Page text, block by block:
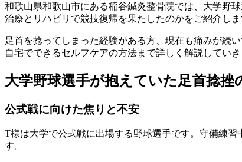
和歌山県和歌山市にある稲谷鍼灸整骨院では、大学野
治療とリハビリで競技復帰を果たしたのかをご紹介しま
足首を捻ってしまった経験がある方、現在も痛みが続
自宅でできるセルフケアの方法まで詳しく解説していき
大学野球選手が抱えていた足首捻挫
公式戦に向けた焦りと不安
T様は大学で公式戦に出場する野球選手です。守備練
す。